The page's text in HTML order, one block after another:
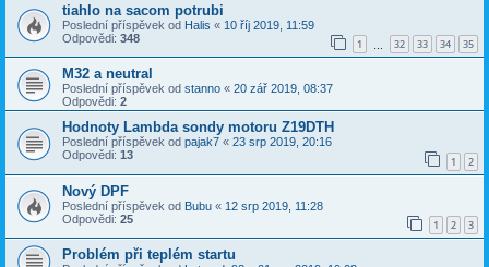
tiahlo na sacom potrubi
Poslední příspěvek od Halis « 10 říj 2019, 11:59
Odpovědi: 348 1 32 33 34 35
M32 a neutral
Poslední příspěvek od stanno « 20 zář 2019, 08:37
Odpovědi: 2
Hodnoty Lambda sondy motoru Z19DTH
Poslední příspěvek od pajak7 « 23 srp 2019, 20:16
Odpovědi: 13 1 2
Nový DPF
Poslední příspěvek od Bubu « 12 srp 2019, 11:28
Odpovědi: 25 1 2 3
Problém při teplém startu